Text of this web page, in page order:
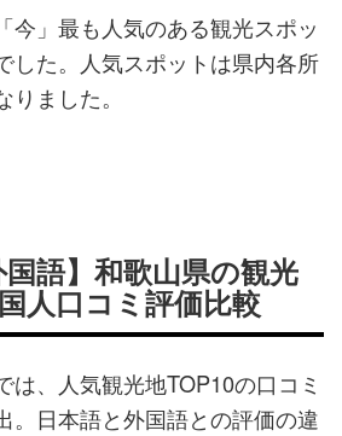
今」最も人気のある観光スポッ
た。人気スポットは県内各所
ました。
国語】和歌山県の観光
人口コミ評価比較
は、人気観光地TOP10の口コミ
。日本語と外国語との評価の違